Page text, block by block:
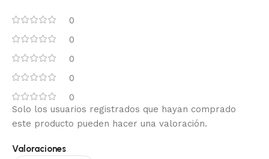
0
0
0
0
0
Valoraciones
Solo los usuarios registrados que hayan comprado
este producto pueden hacer una valoración.